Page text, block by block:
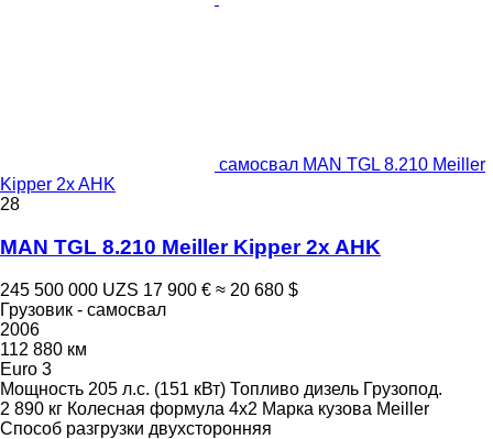
самосвал MAN TGL 8.210 Meiller
Kipper 2x AHK
28
MAN TGL 8.210 Meiller Kipper 2x AHK
245 500 000 UZS 17 900 € ≈ 20 680 $
Грузовик - самосвал
2006
112 880 км
Euro 3
Мощность 205 л.с. (151 кВт) Топливо дизель Грузопод.
2 890 кг Колесная формула 4x2 Марка кузова Meiller
Способ разгрузки двухсторонняя